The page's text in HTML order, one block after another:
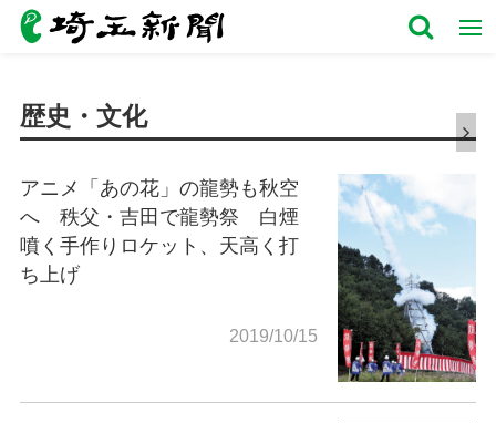
歴史・文化
アニメ「あの花」の龍勢も秋空
へ 秩父・吉田で龍勢祭 白煙
噴く手作りロケット、天高く打
ち上げ
2019/10/15